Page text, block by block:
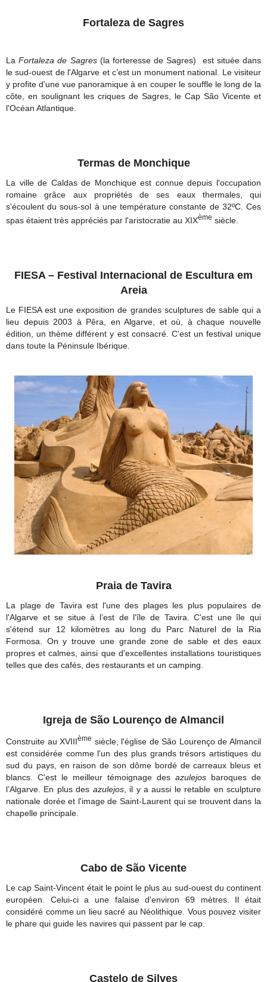
Fortaleza de Sagres
LaFortaleza de Sagres(la forteresse de Sagres) est située dans
le sud-ouest de l'Algarve et c’est un monument national. Le visiteur
y profite d'une vue panoramique à en couper le souffle le long de la
côte, en soulignant les criques de Sagres, le Cap São Vicente et
l'Océan Atlantique.
Termas de Monchique
La ville de Caldas de Monchique est connue depuis l'occupation
romaine grâce aux propriétés de ses eaux thermales, qui
s'écoulent du sous-sol à une température constante de 32ºC. Ces
spas étaient très appréciés par l'aristocratie au XIXème siècle.
FIESA – Festival Internacional de Escultura em
Areia
Le FIESA est une exposition de grandes sculptures de sable qui a
lieu depuis 2003 à Pêra, en Algarve, et où, à chaque nouvelle
édition, un thème différent y est consacré. C'est un festival unique
dans toute la Péninsule Ibérique.
Praia de Tavira
La plage de Tavira est l'une des plages les plus populaires de
l'Algarve et se situe à l’est de l'île de Tavira. C'est une île qui
s'étend sur 12 kilomètres au long du Parc Naturel de la Ria
Formosa. On y trouve une grande zone de sable et des eaux
propres et calmes, ainsi que d'excellentes installations touristiques
telles que des cafés, des restaurants et un camping.
Igreja de São Lourenço de Almancil
Construite au XVIIIème siècle, l'église de São Lourenço de Almancil
est considérée comme l'un des plus grands trésors artistiques du
sud du pays, en raison de son dôme bordé de carreaux bleus et
blancs. C'est le meilleur témoignage des azulejos baroques de
l’Algarve. En plus des azulejos, il y a aussi le retable en sculpture
nationale dorée et l'image de Saint-Laurent qui se trouvent dans la
chapelle principale.
Cabo de São Vicente
Le cap Saint-Vincent était le point le plus au sud-ouest du continent
européen. Celui-ci a une falaise d'environ 69 mètres. Il était
considéré comme un lieu sacré au Néolithique. Vous pouvez visiter
le phare qui guide les navires qui passent par le cap.
Castelo de Silves